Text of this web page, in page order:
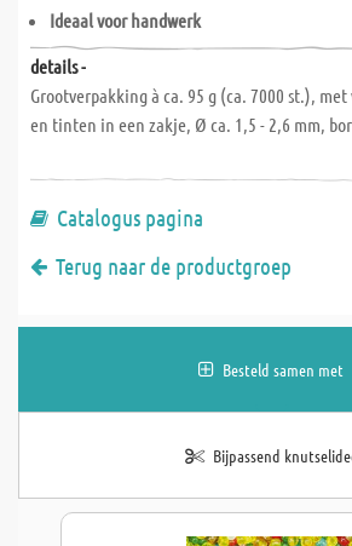
Ideaal voor handwerk
details -
Grootverpakking à ca. 95 g (ca. 7000 st.),
en tinten in een zakje, Ø ca. 1,5 - 2,6 mm,
Catalogus pagina
Terug naar de productgroep
Besteld samen met
Bijpassend